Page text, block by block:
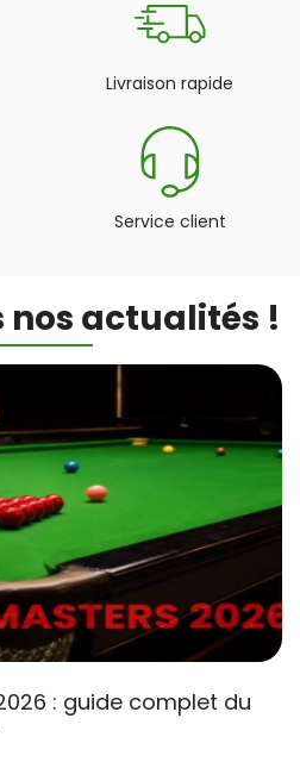
Livraison rapide
Service client
nos actualités !
: guide complet du